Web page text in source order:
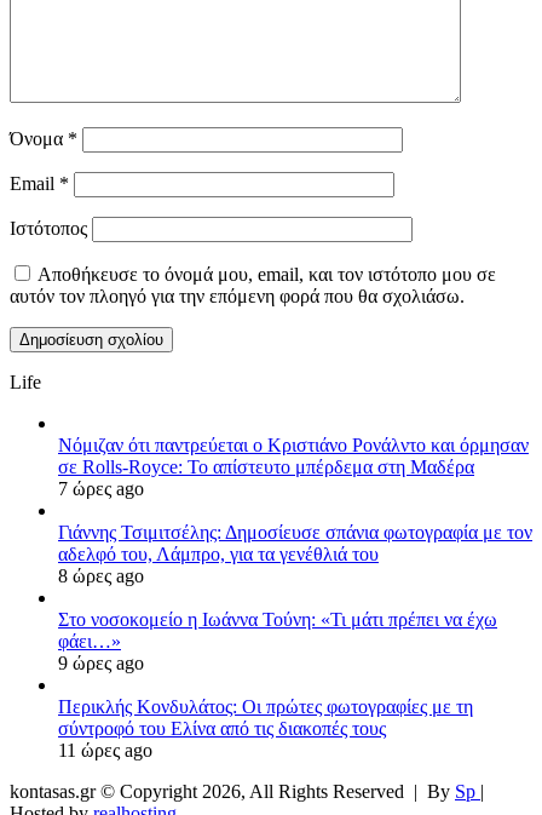
Όνομα *
Email *
Ιστότοπος
Αποθήκευσε το όνομά μου, email, και τον ιστότοπο μου σε
αυτόν τον πλοηγό για την επόμενη φορά που θα σχολιάσω.
Life
Νόμιζαν ότι παντρεύεται ο Κριστιάνο Ρονάλντο και όρμησαν
σε Rolls-Royce: Το απίστευτο μπέρδεμα στη Μαδέρα
7 ώρες ago
Γιάννης Τσιμιτσέλης: Δημοσίευσε σπάνια φωτογραφία με τον
αδελφό του, Λάμπρο, για τα γενέθλιά του
8 ώρες ago
Στο νοσοκομείο η Ιωάννα Τούνη: «Τι μάτι πρέπει να έχω
φάει…»
9 ώρες ago
Περικλής Κονδυλάτος: Οι πρώτες φωτογραφίες με τη
σύντροφό του Ελίνα από τις διακοπές τους
11 ώρες ago
kontasas.gr © Copyright 2026, All Rights Reserved | By Sp |